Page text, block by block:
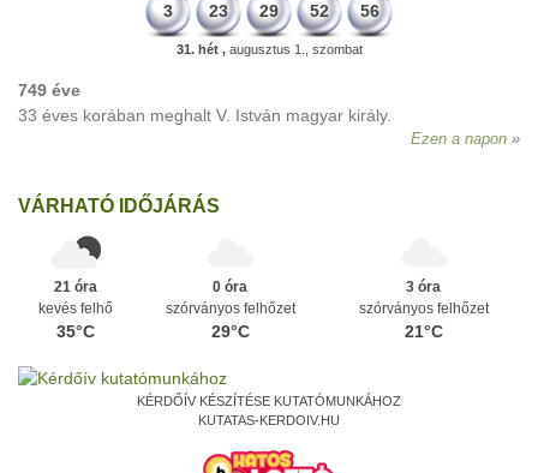
3 23 29 52 56
31. hét ,augusztus 1., szombat
749 éve
33 éves korában meghalt V. István magyar király.
Ezen a napon
VÁRHATÓ IDŐJÁRÁS
21 óra
kevés felhő
35°C
0 óra
szórványos felhőzet
29°C
3 óra
szórványos felhőzet
21°C
KÉRDŐÍV KÉSZÍTÉSE KUTATÓMUNKÁHOZ
KUTATAS-KERDOIV.HU